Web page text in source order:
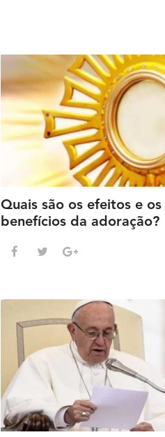
Quais são os efeitos e os
benefícios da adoração?